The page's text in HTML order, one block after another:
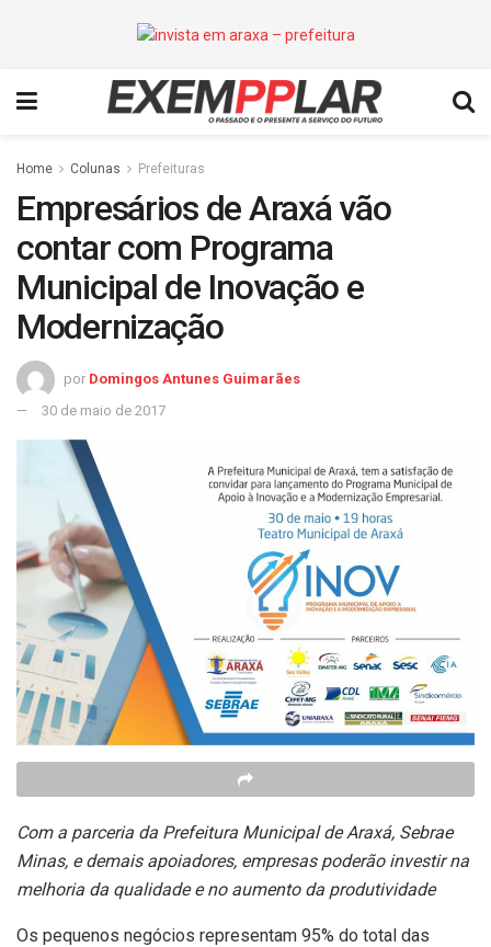
Home Colunas Prefeituras
Empresários de Araxá vão
contar com Programa
Municipal de Inovação e
Modernização
por Domingos Antunes Guimarães
30 de maio de 2017
Com a parceria da Prefeitura Municipal de Araxá, Sebrae
Minas, e demais apoiadores, empresas poderão investir na
melhoria da qualidade e no aumento da produtividade
Os pequenos negócios representam 95% do total das